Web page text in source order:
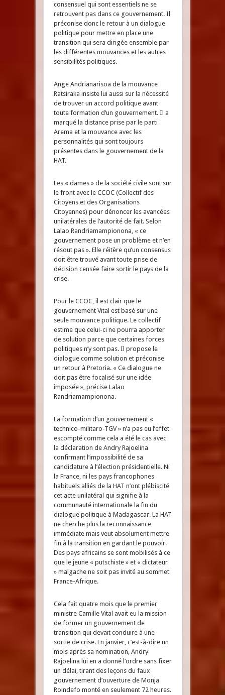
consensuel qui sont essentiels ne se
retrouvent pas dans ce gouvernement. Il
préconise donc le retour à un dialogue
politique pour mettre en place une
transition qui sera dirigée ensemble par
les différentes mouvances et les autres
sensibilités politiques.
Ange Andrianarisoa de la mouvance
Ratsiraka insiste lui aussi sur la nécessité
de trouver un accord politique avant
toute formation d’un gouvernement. Il a
marqué la distance prise par le parti
Arema et la mouvance avec les
personnalités qui sont toujours
présentes dans le gouvernement de la
HAT.
Les « dames » de la société civile sont sur
le front avec le CCOC (Collectif des
Citoyens et des Organisations
Citoyennes) pour dénoncer les avancées
unilatérales de l’autorité de fait. Selon
Lalao Randriamampionona, « ce
gouvernement pose un problème et n’en
résout pas ». Elle réitère qu’un consensus
doit être trouvé avant toute prise de
décision censée faire sortir le pays de la
crise.
Pour le CCOC, il est clair que le
gouvernement Vital est basé sur une
seule mouvance politique. Le collectif
estime que celui-ci ne pourra apporter
de solution parce que certaines forces
politiques n’y sont pas. Il propose le
dialogue comme solution et préconise
un retour à Pretoria. « Ce dialogue ne
doit pas être focalisé sur une idée
imposée », précise Lalao
Randriamampionona.
La formation d’un gouvernement «
technico-militaro-TGV » n’a pas eu l’effet
escompté comme cela a été le cas avec
la déclaration de Andry Rajoelina
confirmant l’impossibilité de sa
candidature à l’élection présidentielle. Ni
la France, ni les pays francophones
habituels alliés de la HAT n’ont plébiscité
cet acte unilatéral qui signifie à la
communauté internationale la fin du
dialogue politique à Madagascar. La HAT
ne cherche plus la reconnaissance
immédiate mais veut absolument mettre
fin à la transition en gardant le pouvoir.
Des pays africains se sont mobilisés à ce
que le jeune « putschiste » et « dictateur
» malgache ne soit pas invité au sommet
France-Afrique.
Cela fait quatre mois que le premier
ministre Camille Vital avait eu la mission
de former un gouvernement de
transition qui devait conduire à une
sortie de crise. En janvier, c’est-à-dire un
mois après sa nomination, Andry
Rajoelina lui en a donné l’ordre sans fixer
un délai, tirant des leçons du faux
gouvernement d’ouverture de Monja
Roindefo monté en seulement 72 heures.